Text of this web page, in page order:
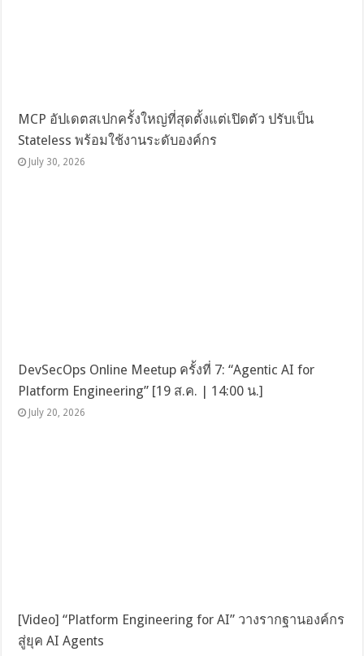
MCP อัปเดตสเปกครั้งใหญ่ที่สุดตั้งแต่เปิดตัว ปรับเป็น
Stateless พร้อมใช้งานระดับองค์กร
July 30, 2026
DevSecOps Online Meetup ครั้งที่ 7: “Agentic AI for
Platform Engineering” [19 ส.ค. | 14:00 น.]
July 20, 2026
[Video] “Platform Engineering for AI” วางรากฐานองค์กร
สู่ยุค AI Agents